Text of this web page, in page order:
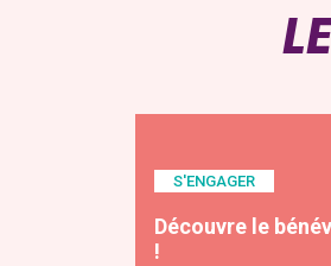
S'ENGAGER
Découvre le
!